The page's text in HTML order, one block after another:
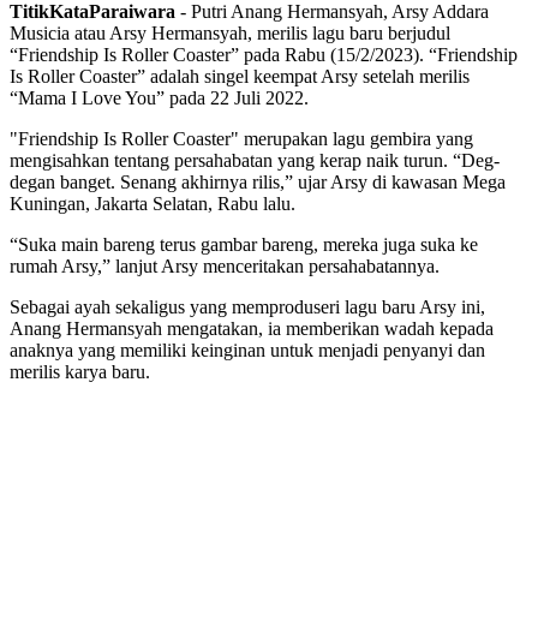
TitikKataParaiwara - Putri Anang Hermansyah, Arsy Addara
Musicia atau Arsy Hermansyah, merilis lagu baru berjudul
“Friendship Is Roller Coaster” pada Rabu (15/2/2023). “Friendship
Is Roller Coaster” adalah singel keempat Arsy setelah merilis
“Mama I Love You” pada 22 Juli 2022.
"Friendship Is Roller Coaster" merupakan lagu gembira yang
mengisahkan tentang persahabatan yang kerap naik turun. “Deg-
degan banget. Senang akhirnya rilis,” ujar Arsy di kawasan Mega
Kuningan, Jakarta Selatan, Rabu lalu.
“Suka main bareng terus gambar bareng, mereka juga suka ke
rumah Arsy,” lanjut Arsy menceritakan persahabatannya.
Sebagai ayah sekaligus yang memproduseri lagu baru Arsy ini,
Anang Hermansyah mengatakan, ia memberikan wadah kepada
anaknya yang memiliki keinginan untuk menjadi penyanyi dan
merilis karya baru.